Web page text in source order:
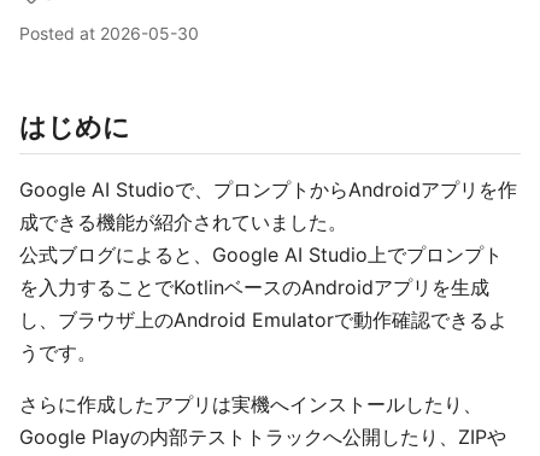
Posted at 2026-05-30
はじめに
Google AI Studioで、プロンプトからAndroidアプリを作
成できる機能が紹介されていました。
公式ブログによると、Google AI Studio上でプロンプト
を入力することでKotlinベースのAndroidアプリを生成
し、ブラウザ上のAndroid Emulatorで動作確認できるよ
うです。
さらに作成したアプリは実機へインストールしたり、
Google Playの内部テストトラックへ公開したり、ZIPや